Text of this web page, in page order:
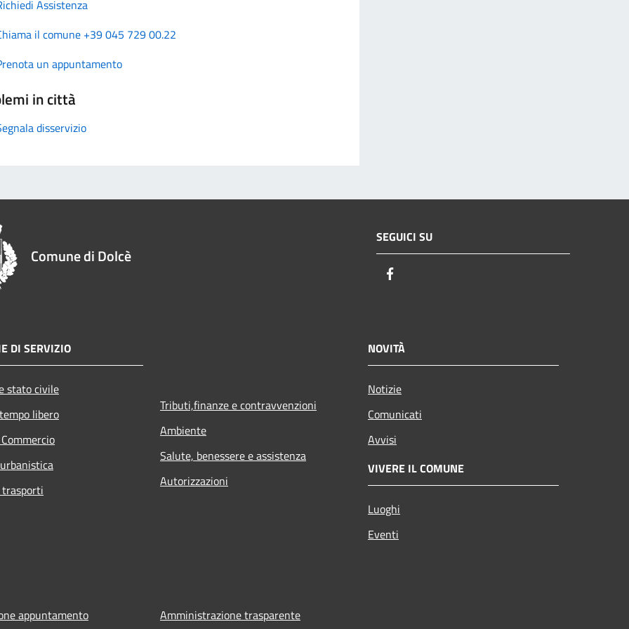
Assistenza
il comune +39 045 729 00.22
un appuntamento
in città
disservizio
Comune di Dolcè
SEGUICI SU
DI SERVIZIO
stato civile
libero
Tributi,finanze e contravvenzioni
Ambiente
Salute, benessere e assistenza
Autorizzazioni
NOVITÀ
Notizie
Comunicati
Avvisi
VIVERE IL COMUNE
Luoghi
Eventi
appuntamento Amministrazione trasparente